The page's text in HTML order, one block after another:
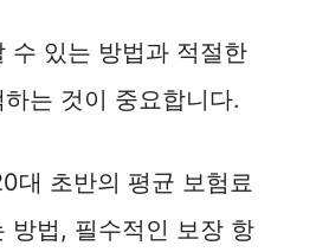
수 있는 방법과 적절한
는 것이 중요합니다.
대 초반의 평균 보험료
방법, 필수적인 보장 항